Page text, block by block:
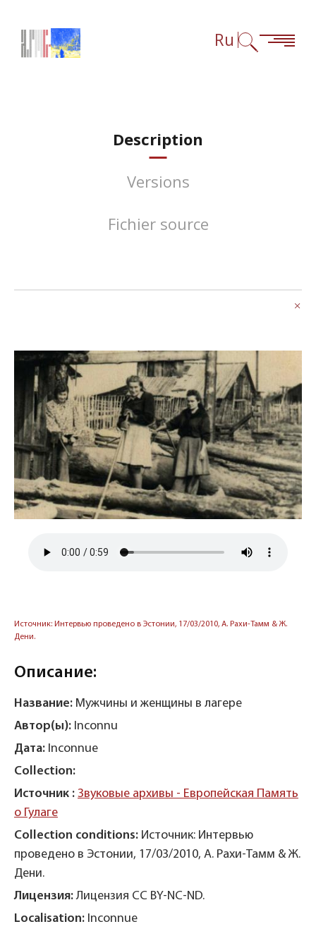
Ru
Description
Versions
Fichier source
Источник: Интервью проведено в Эстонии, 17/03/2010, А. Рахи-Тамм & Ж.
Дени.
Описание:
Название: Мужчины и женщины в лагере
Автор(ы): Inconnu
Дата: Inconnue
Collection:
Источник : Звуковые архивы - Европейская Память
о Гулаге
Collection conditions: Источник: Интервью
проведено в Эстонии, 17/03/2010, А. Рахи-Тамм & Ж.
Дени.
Лицензия: Лицензия CC BY-NC-ND.
Localisation: Inconnue